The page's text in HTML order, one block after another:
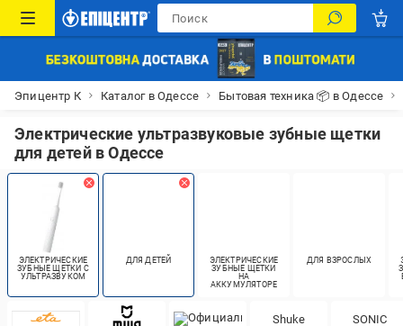
Эпицентр К Каталог в Одессе Бытовая техника 📦 в Одессе
Электрические ультразвуковые зубные щетки
для детей в Одессе
ЭЛЕКТРИЧЕСКИЕ
ЗУБНЫЕ ЩЕТКИ С
УЛЬТРАЗВУКОМ
ДЛЯ ДЕТЕЙ
ЭЛЕКТРИЧЕСКИЕ
ЗУБНЫЕ ЩЕТКИ
НА
АККУМУЛЯТОРЕ
ДЛЯ ВЗРОСЛЫХ
Shuke SONIC